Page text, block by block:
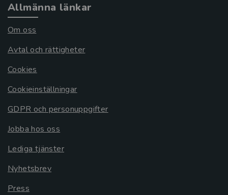
Allmänna länkar
Om oss
Avtal och rättigheter
Cookies
Cookieinställningar
GDPR och personuppgifter
Jobba hos oss
Lediga tjänster
Nyhetsbrev
Press